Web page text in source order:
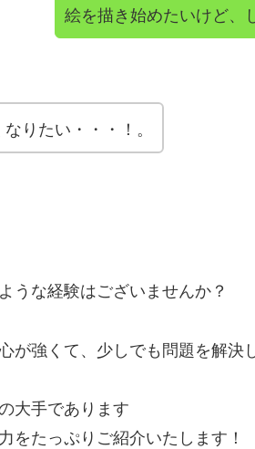
絵を描き始めたいけど、
りたい・・・！。
うな経験はございませんか？
が強くて、少しでも問題を解決
大手であります
をたっぷりご紹介いたします！